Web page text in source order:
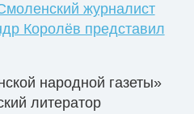
журналист
Королёв представил
народной газеты»
литератор